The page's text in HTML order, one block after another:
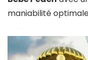
maniabilité